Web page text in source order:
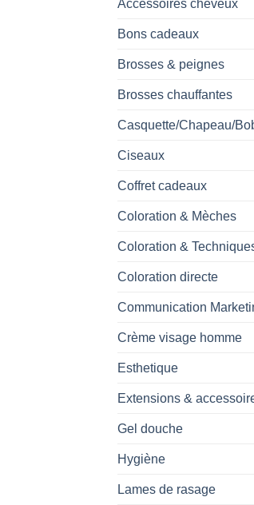
Accessoires cheveux
Bons cadeaux
Brosses & peignes
Brosses chauffantes
Casquette/Chapeau/
Ciseaux
Coffret cadeaux
Coloration & Mèches
Coloration &
Coloration directe
Communication
Crème visage homme
Esthetique
Extensions &
Gel douche
Hygiène
Lames de rasage